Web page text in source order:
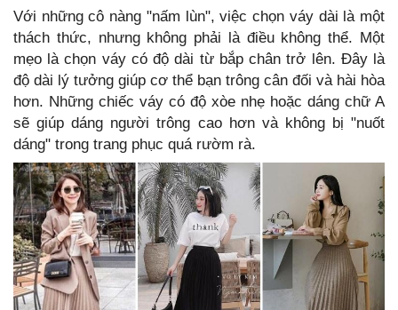
Với những cô nàng "nấm lùn", việc chọn váy dài là một
thách thức, nhưng không phải là điều không thể. Một
mẹo là chọn váy có độ dài từ bắp chân trở lên. Đây là
độ dài lý tưởng giúp cơ thể bạn trông cân đối và hài hòa
hơn. Những chiếc váy có độ xòe nhẹ hoặc dáng chữ A
sẽ giúp dáng người trông cao hơn và không bị "nuốt
dáng" trong trang phục quá rườm rà.